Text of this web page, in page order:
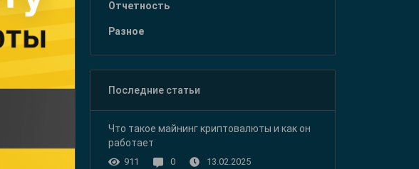
Отчетность
Разное
Последние статьи
Что такое майнинг криптовалюты и как он
работает
911 0 13.02.2025